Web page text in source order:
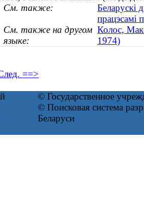
См. также:
Беларускі
працэсамі
См. также на другом
языке:
Колос,
1974)
==>
© Государственное
© Поисковая система
Беларуси